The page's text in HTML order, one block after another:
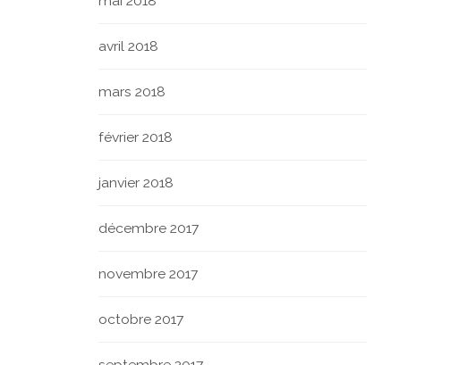
avril 2018
mars 2018
février 2018
janvier 2018
décembre 2017
novembre 2017
octobre 2017